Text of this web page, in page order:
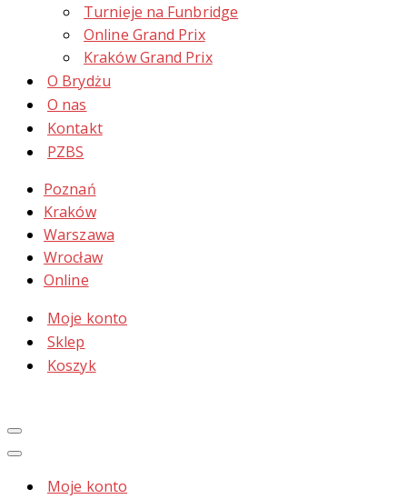
Turnieje na Funbridge
Online Grand Prix
Kraków Grand Prix
O Brydżu
O nas
Kontakt
PZBS
Poznań
Kraków
Warszawa
Wrocław
Online
Moje konto
Sklep
Koszyk
Moje konto